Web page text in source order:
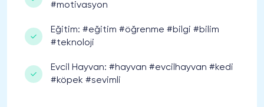
#motivasyon
Eğitim: #eğitim #öğrenme #bilgi #bilim
#teknoloji
Evcil Hayvan: #hayvan #evcilhayvan #kedi
#köpek #sevimli